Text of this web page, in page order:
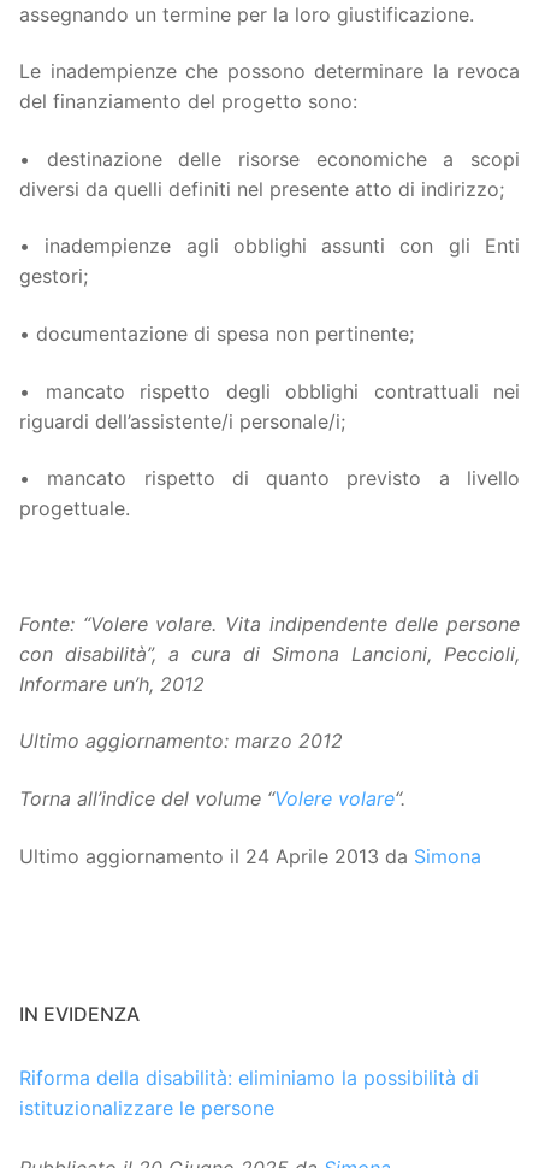
assegnando un termine per la loro giustificazione.
Le inadempienze che possono determinare la revoca
del finanziamento del progetto sono:
• destinazione delle risorse economiche a scopi
diversi da quelli definiti nel presente atto di indirizzo;
• inadempienze agli obblighi assunti con gli Enti
gestori;
• documentazione di spesa non pertinente;
• mancato rispetto degli obblighi contrattuali nei
riguardi dell’assistente/i personale/i;
• mancato rispetto di quanto previsto a livello
progettuale.
Fonte: “Volere volare. Vita indipendente delle persone
con disabilità”, a cura di Simona Lancioni, Peccioli,
Informare un’h, 2012
Ultimo aggiornamento: marzo 2012
Torna all’indice del volume “Volere volare“.
Ultimo aggiornamento il 24 Aprile 2013 da Simona
IN EVIDENZA
Riforma della disabilità: eliminiamo la possibilità di
istituzionalizzare le persone